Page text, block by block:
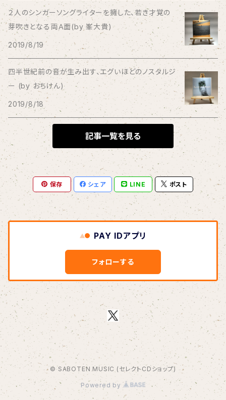
BBBBBBB
The BEG
The Beths
THE BLACK SHANSONS
BLONDnewHALF
Blondy
BOAR HUNTER
bud&harbor
Bulbs Of Passion
B玉
Calme Adiction
CANDY
CHIKIMARCH
２人のシンガーソングライターを擁した、若き才覚の
芽吹きとなる両Ａ面(by 峯大貴)
2019/8/19
四半世紀前の音が生み出す、エグいほどのノスタルジ
ー (by おちけん)
2019/8/18
記事一覧を見る
保存 シェア LINE ポスト
PAY IDアプリ
フォローする
© SABOTEN MUSIC (セレクトCDショップ)
Powered by